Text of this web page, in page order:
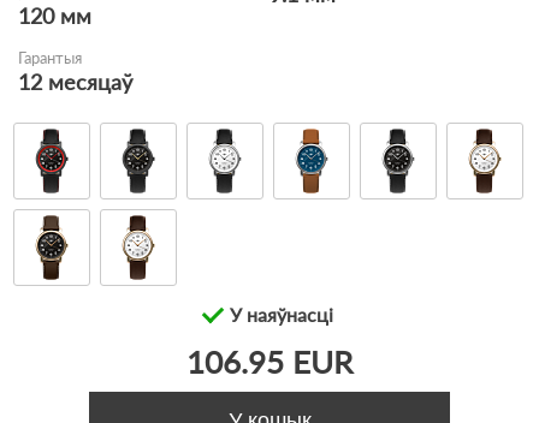
120 мм
Гарантыя
12 месяцаў
У наяўнасці
106.95 EUR